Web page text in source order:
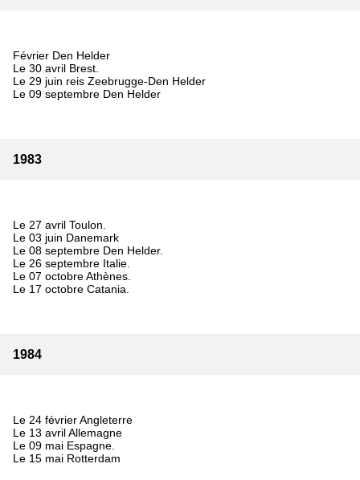
Février Den Helder
Le 30 avril Brest.
Le 29 juin reis Zeebrugge-Den Helder
Le 09 septembre Den Helder
1983
Le 27 avril Toulon.
Le 03 juin Danemark
Le 08 septembre Den Helder.
Le 26 septembre Italie.
Le 07 octobre Athènes.
Le 17 octobre Catania.
1984
Le 24 février Angleterre
Le 13 avril Allemagne
Le 09 mai Espagne.
Le 15 mai Rotterdam